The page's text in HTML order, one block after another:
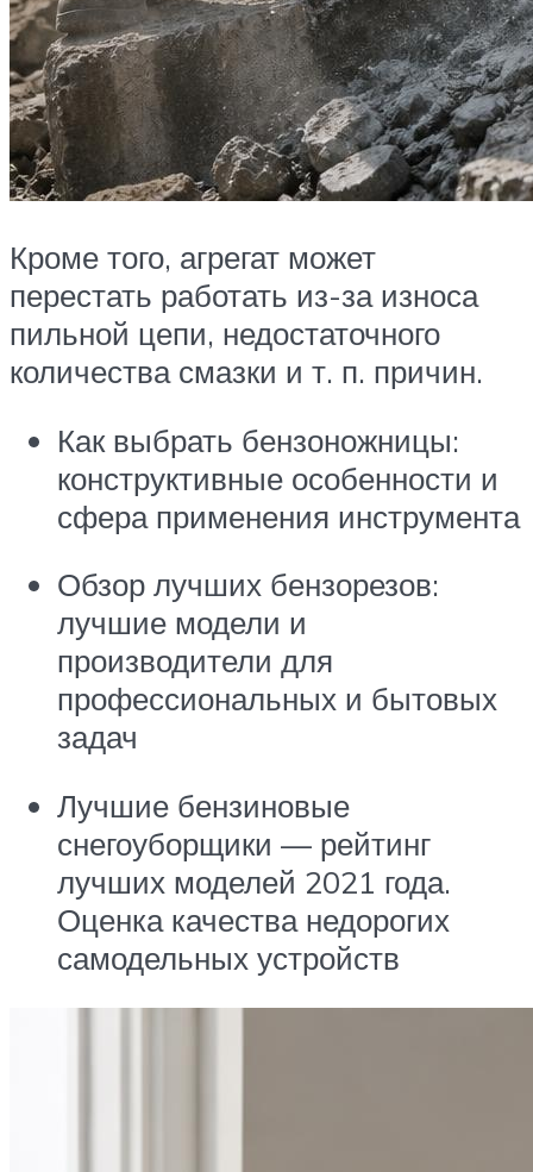
Кроме того, агрегат может
перестать работать из-за износа
пильной цепи, недостаточного
количества смазки и т. п. причин.
Как выбрать бензоножницы:
конструктивные особенности и
сфера применения инструмента
Обзор лучших бензорезов:
лучшие модели и
производители для
профессиональных и бытовых
задач
Лучшие бензиновые
снегоуборщики — рейтинг
лучших моделей 2021 года.
Оценка качества недорогих
самодельных устройств